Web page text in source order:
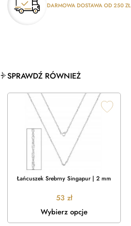
DARMOWA DOSTAWA OD 250 ZŁ
SPRAWDŹ RÓWNIEŻ
Łańcuszek Srebrny Singapur | 2 mm
53 zł
Wybierz opcje